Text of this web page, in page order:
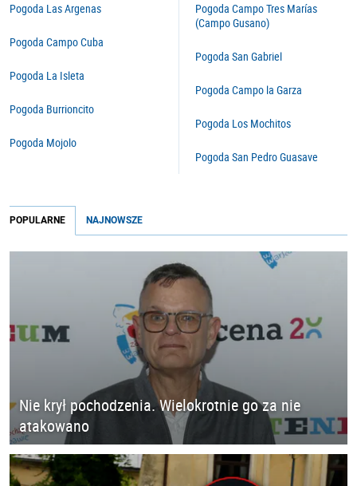
Pogoda Las Argenas
Pogoda Campo Cuba
Pogoda La Isleta
Pogoda Burrioncito
Pogoda Mojolo
Pogoda Campo Tres Marías
(Campo Gusano)
Pogoda San Gabriel
Pogoda Campo la Garza
Pogoda Los Mochitos
Pogoda San Pedro Guasave
POPULARNE NAJNOWSZE
Nie krył pochodzenia. Wielokrotnie go za nie
atakowano